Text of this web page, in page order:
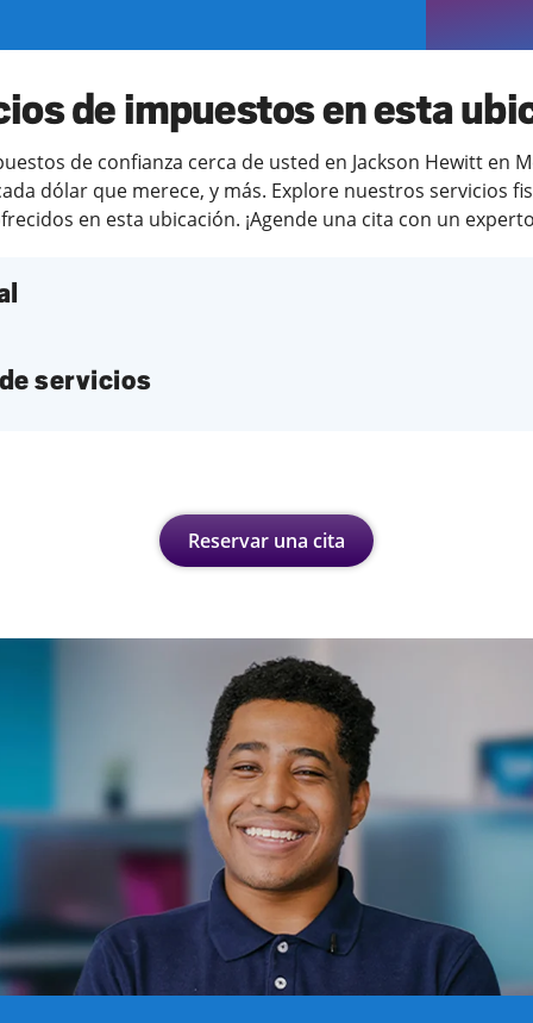
de impuestos en esta
de confianza cerca de usted en Jackson Hewitt en
dólar que merece, y más. Explore nuestros servicios
en esta ubicación. ¡Agende una cita con un
servicios
Reservar una cita